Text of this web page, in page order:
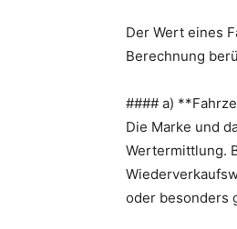
Der Wert eines
Berechnung
#### a)
Die Marke und
Wertermittlung.
oder besonders